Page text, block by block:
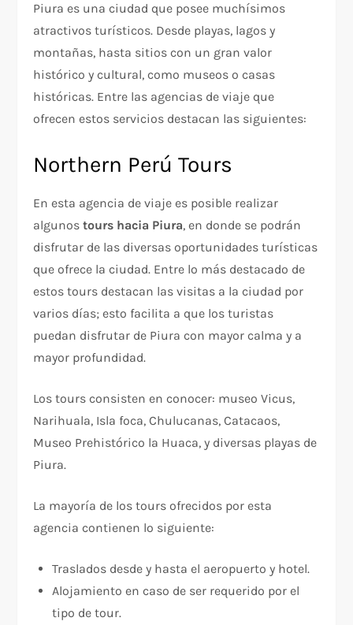
Piura es una ciudad que posee muchísimos
atractivos turísticos. Desde playas, lagos y
montañas, hasta sitios con un gran valor
histórico y cultural, como museos o casas
históricas. Entre las agencias de viaje que
ofrecen estos servicios destacan las siguientes:
Northern Perú Tours
En esta agencia de viaje es posible realizar
algunostours hacia Piura, en donde se podrán
disfrutar de las diversas oportunidades turísticas
que ofrece la ciudad. Entre lo más destacado de
estos tours destacan las visitas a la ciudad por
varios días; esto facilita a que los turistas
puedan disfrutar de Piura con mayor calma y a
mayor profundidad.
Los tours consisten en conocer: museo Vicus,
Narihuala, Isla foca, Chulucanas, Catacaos,
Museo Prehistórico la Huaca, y diversas playas de
Piura.
La mayoría de los tours ofrecidos por esta
agencia contienen lo siguiente:
Traslados desde y hasta el aeropuerto y hotel.
Alojamiento en caso de ser requerido por el
tipo de tour.